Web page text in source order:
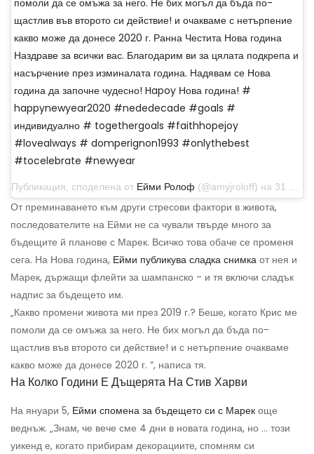
помоли да се омъжа за него. Не бих могъл да бъда по-
щастлив във второто си действие! и очакваме с нетърпение
какво може да донесе 2020 г. Ранна Честита Нова година
Наздраве за всички вас. Благодарим ви за цялата подкрепа и
насърчение през изминалата година. Надявам се Нова
година да започне чудесно! Hapoy Нова година! #
happynewyear2020 #nededecade #goals #
индивидуално # togethergoals #faithhopejoy
#lovealways # domperignon1993 #onlythebest
#tocelebrate #newyear
Публикация, споделена от Ейми Ролоф (@amyjroloff) на 31 декември 2019 г. в 18:56 ч. PST
От преминаването към други стресови фактори в живота,
последователите на Ейми не са чували твърде много за
бъдещите й планове с Марек. Всичко това обаче се променя
сега. На Нова година, Ейми публикува сладка снимка от нея и
Марек, държащи флейти за шампанско - и тя включи сладък
надпис за бъдещето им.
„Какво промени живота ми през 2019 г.? Беше, когато Крис ме
помоли да се омъжа за него. Не бих могъл да бъда по-
щастлив във второто си действие! и с нетърпение очакваме
какво може да донесе 2020 г. “, написа тя.
На Колко Години Е Дъщерята На Стив Харви
На януари 5, Ейми спомена за бъдещето си с Марек още
веднъж. „Знам, че вече сме 4 дни в новата година, но ... този
уикенд е, когато прибирам декорациите, спомням си